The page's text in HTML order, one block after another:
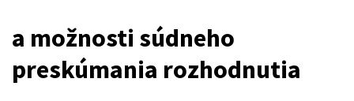
a možnosti súdneho
preskúmania rozhodnutia